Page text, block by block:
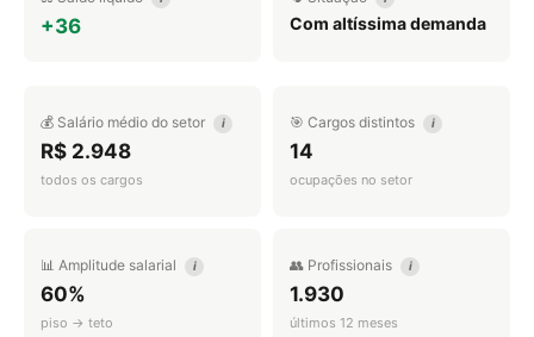
+36 Com altíssima demanda
💰 Salário médio do setor i
R$ 2.948
todos os cargos
🎯 Cargos distintos i
14
ocupações no setor
📊 Amplitude salarial i
60%
piso → teto
👥 Profissionais i
1.930
últimos 12 meses